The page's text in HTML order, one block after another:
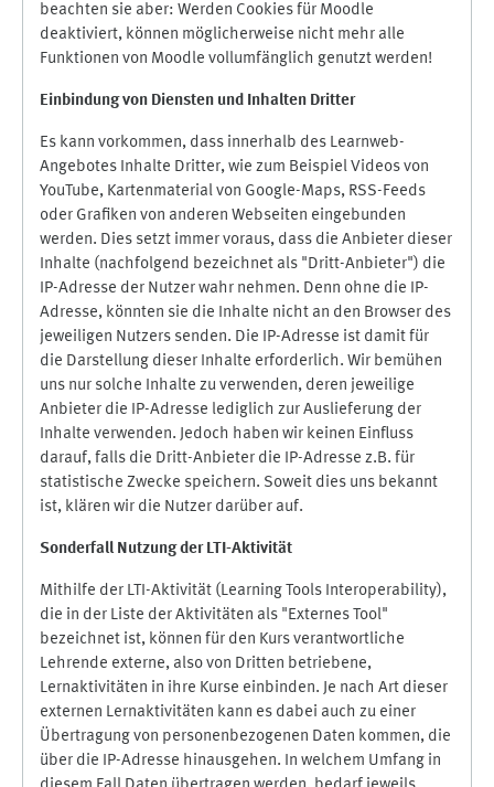
beachten sie aber: Werden Cookies für Moodle
deaktiviert, können möglicherweise nicht mehr alle
Funktionen von Moodle vollumfänglich genutzt werden!
Einbindung von Diensten und Inhalten Dritter
Es kann vorkommen, dass innerhalb des Learnweb-
Angebotes Inhalte Dritter, wie zum Beispiel Videos von
YouTube, Kartenmaterial von Google-Maps, RSS-Feeds
oder Grafiken von anderen Webseiten eingebunden
werden. Dies setzt immer voraus, dass die Anbieter dieser
Inhalte (nachfolgend bezeichnet als "Dritt-Anbieter") die
IP-Adresse der Nutzer wahr nehmen. Denn ohne die IP-
Adresse, könnten sie die Inhalte nicht an den Browser des
jeweiligen Nutzers senden. Die IP-Adresse ist damit für
die Darstellung dieser Inhalte erforderlich. Wir bemühen
uns nur solche Inhalte zu verwenden, deren jeweilige
Anbieter die IP-Adresse lediglich zur Auslieferung der
Inhalte verwenden. Jedoch haben wir keinen Einfluss
darauf, falls die Dritt-Anbieter die IP-Adresse z.B. für
statistische Zwecke speichern. Soweit dies uns bekannt
ist, klären wir die Nutzer darüber auf.
Sonderfall Nutzung der LTI-Aktivität
Mithilfe der LTI-Aktivität (Learning Tools Interoperability),
die in der Liste der Aktivitäten als "Externes Tool"
bezeichnet ist, können für den Kurs verantwortliche
Lehrende externe, also von Dritten betriebene,
Lernaktivitäten in ihre Kurse einbinden. Je nach Art dieser
externen Lernaktivitäten kann es dabei auch zu einer
Übertragung von personenbezogenen Daten kommen, die
über die IP-Adresse hinausgehen. In welchem Umfang in